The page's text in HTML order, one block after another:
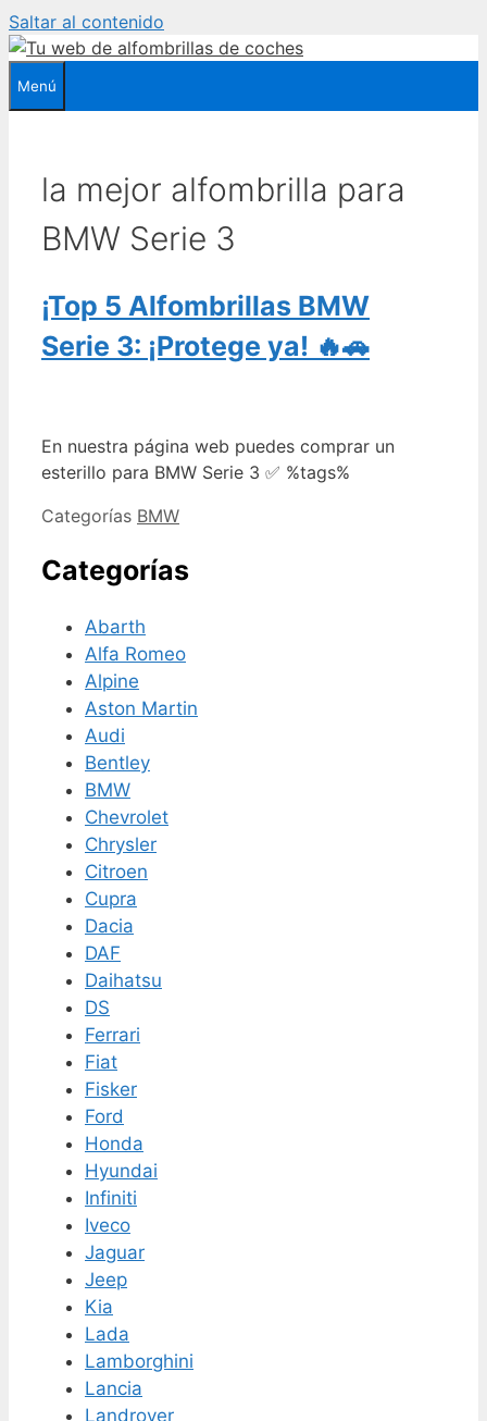
Saltar al contenido
Menú
la mejor alfombrilla para
BMW Serie 3
¡Top 5 Alfombrillas BMW
Serie 3: ¡Protege ya! 🔥🚗
En nuestra página web puedes comprar un
esterillo para BMW Serie 3 ✅ %tags%
Categorías BMW
Categorías
Abarth
Alfa Romeo
Alpine
Aston Martin
Audi
Bentley
BMW
Chevrolet
Chrysler
Citroen
Cupra
Dacia
DAF
Daihatsu
DS
Ferrari
Fiat
Fisker
Ford
Honda
Hyundai
Infiniti
Iveco
Jaguar
Jeep
Kia
Lada
Lamborghini
Lancia
Landrover